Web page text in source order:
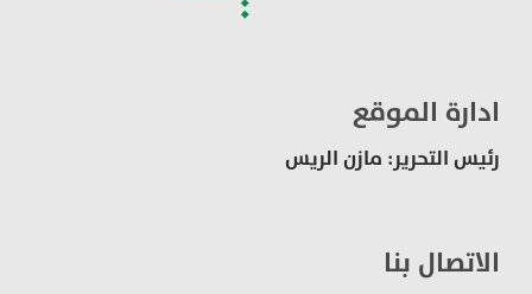
ادارة الموقع
رئيس التحرير: مازن الريس
الاتصال بنا